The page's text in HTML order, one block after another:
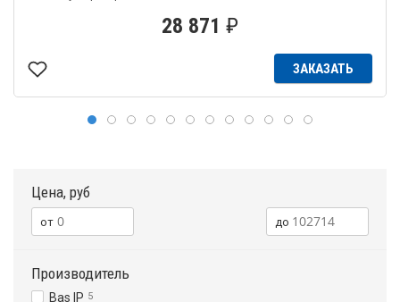
28 871 ₽
ЗАКАЗАТЬ
Цена, руб
Производитель
Bas IP 5